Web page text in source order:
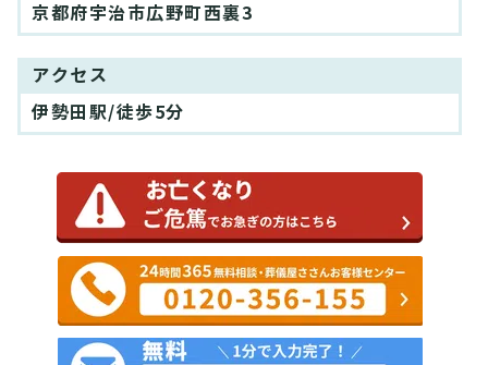
京都府宇治市広野町西裏3
アクセス
伊勢田駅/徒歩5分